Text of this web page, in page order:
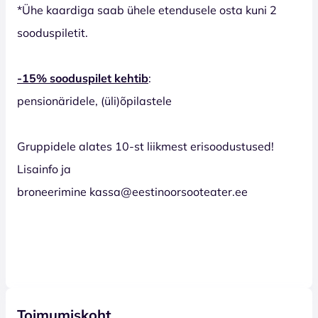
*Ühe kaardiga saab ühele etendusele osta kuni 2
sooduspiletit.
-15% sooduspilet kehtib:
pensionäridele, (üli)õpilastele
Gruppidele alates 10-st liikmest erisoodustused!
Lisainfo ja
broneerimine kassa@eestinoorsooteater.ee